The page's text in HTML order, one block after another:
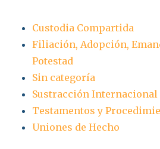
Custodia Compartida
Filiación, Adopción,
Potestad
Sin categoría
Sustracción Internacional
Testamentos y
Uniones de Hecho